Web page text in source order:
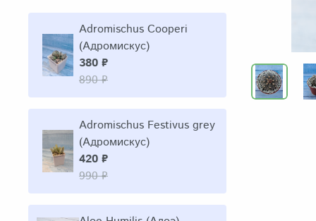
Adromischus Cooperi
(Адромискус)
380 ₽
890 ₽
Adromischus Festivus grey
(Адромискус)
420 ₽
990 ₽